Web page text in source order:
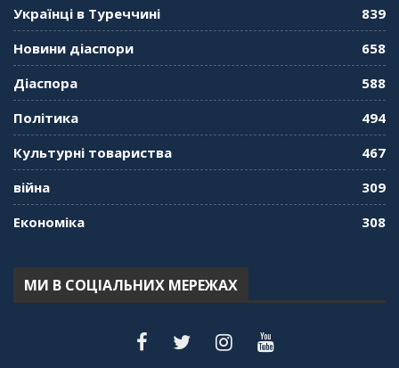
"Дзеркало діаспори". Випуск 10. Тонкощі та
"Дзеркало діаспори". Випуск 8. Розмова з
Послом
"Дзеркало діаспори". Випуск 6. Можливості
Українці в Туреччині
839
Новини діаспори
658
Діаспора
588
Політика
494
Культурні товариства
467
війна
309
Економіка
308
МИ В СОЦІАЛЬНИХ МЕРЕЖАХ